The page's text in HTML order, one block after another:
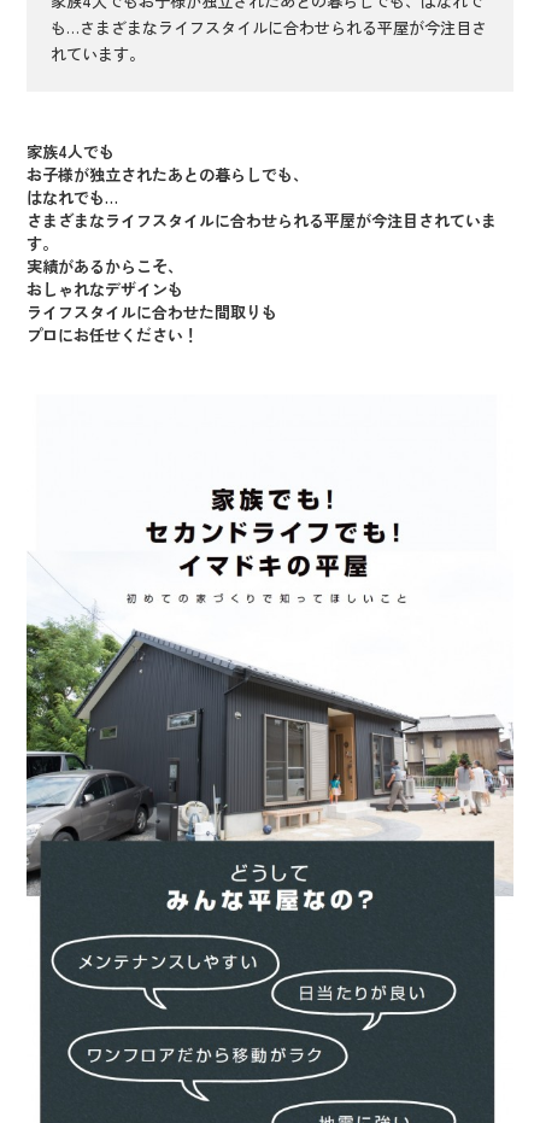
も…さまざまなライフスタイルに合わせられる平屋が今注目さ
れています。
家族4人でも
お子様が独立されたあとの暮らしでも、
はなれでも…
さまざまなライフスタイルに合わせられる平屋が今注目されていま
す。
実績があるからこそ、
おしゃれなデザインも
ライフスタイルに合わせた間取りも
プロにお任せください！